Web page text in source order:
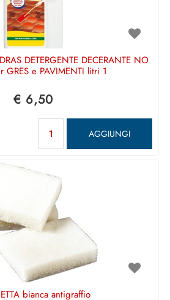
DETERGENTE DECERANTE NO
GRES e PAVIMENTI litri 1
€ 6,50
AGGIUNGI
bianca antigraffio